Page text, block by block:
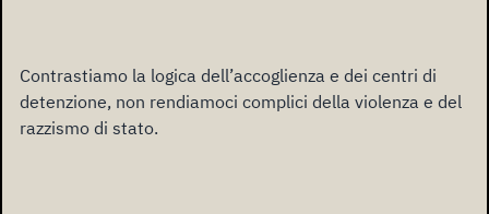
Contrastiamo la logica dell’accoglienza e dei centri di
detenzione, non rendiamoci complici della violenza e del
razzismo di stato.